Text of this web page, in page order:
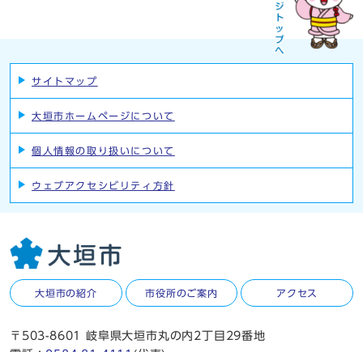
サイトマップ
大垣市ホームページについて
個人情報の取り扱いについて
ウェブアクセシビリティ方針
大垣市の紹介 市役所のご案内 アクセス
〒503-8601 岐阜県大垣市丸の内2丁目29番地